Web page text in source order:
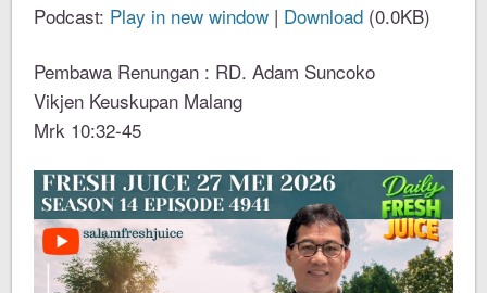
Podcast: Play in new window | Download (0.0KB)
Pembawa Renungan : RD. Adam Suncoko
Vikjen Keuskupan Malang
Mrk 10:32-45